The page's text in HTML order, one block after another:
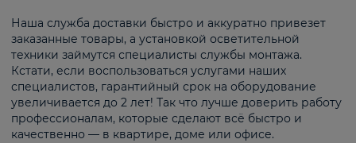
Наша служба доставки быстро и аккуратно привезет
заказанные товары, а установкой осветительной
техники займутся специалисты службы монтажа.
Кстати, если воспользоваться услугами наших
специалистов, гарантийный срок на оборудование
увеличивается до 2 лет! Так что лучше доверить работу
профессионалам, которые сделают всё быстро и
качественно — в квартире, доме или офисе.